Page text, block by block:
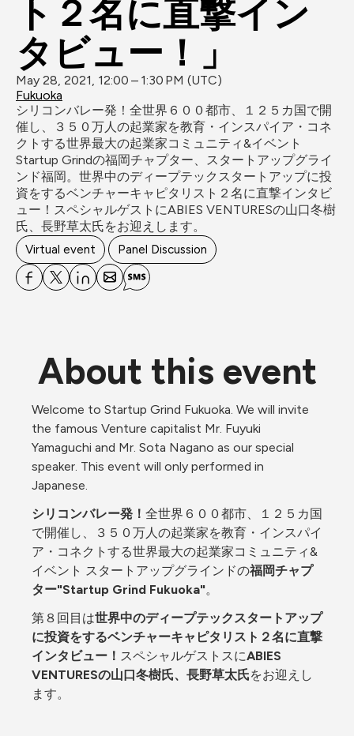
ト２名に直撃イン
タビュー！」
May 28, 2021, 12:00 – 1:30 PM (UTC)
Fukuoka
シリコンバレー発！全世界６００都市、１２５カ国で開
催し、３５０万人の起業家を教育・インスパイア・コネ
クトする世界最大の起業家コミュニティ&イベント
Startup Grindの福岡チャプター、スタートアップグライ
ンド福岡。世界中のディープテックスタートアップに投
資をするベンチャーキャピタリスト２名に直撃インタビ
ュー！スペシャルゲストにABIES VENTURESの山口冬樹
氏、長野草太氏をお迎えします。
Virtual event Panel Discussion
About this event
Welcome to Startup Grind Fukuoka. We will invite
the famous Venture capitalist Mr. Fuyuki
Yamaguchi and Mr. Sota Nagano as our special
speaker. This event will only performed in
Japanese.
シリコンバレー発！ 全世界６００都市、１２５カ国
で開催し、３５０万人の起業家を教育・インスパイ
ア・コネクトする世界最大の起業家コミュニティ&
イベント スタートアップグラインドの福岡チャプ
ター"Startup Grind Fukuoka"。
第８回目は世界中のディープテックスタートアップ
に投資をするベンチャーキャピタリスト２名に直撃
インタビュー！ スペシャルゲストスにABIES
VENTURESの山口冬樹氏、長野草太氏をお迎えし
ます。